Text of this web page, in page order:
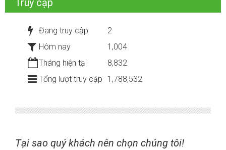
Truy cập
Đang truy cập
2
Hôm nay
1,004
Tháng hiện tại
8,832
Tổng lượt truy cập
1,788,532
Tại sao quý khách nên chọn chúng tôi!